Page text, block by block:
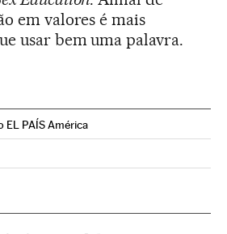
em valores é mais
usar bem uma palavra.
EL PAÍS América
en Twitteren Instagram
Brasil en Facebook